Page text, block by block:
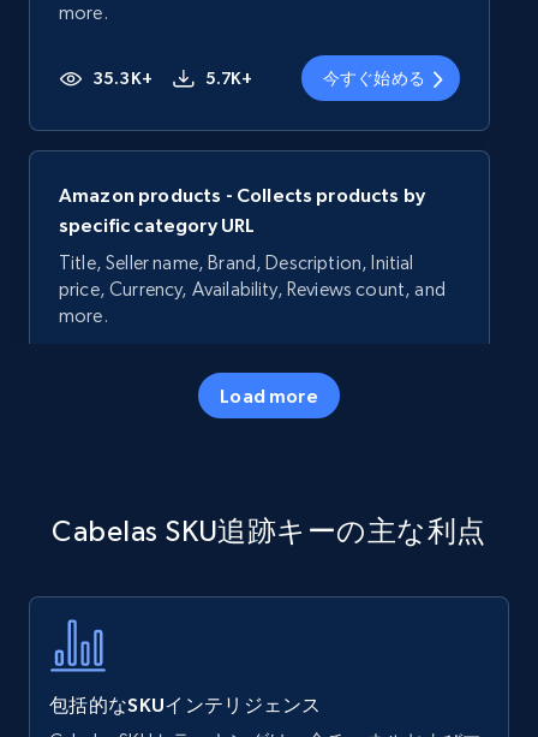
more.
35.3K+ 5.7K+ 今すぐ始める
Amazon products - Collects products by
specific category URL
Title, Seller name, Brand, Description, Initial
price, Currency, Availability, Reviews count, and
more.
5.7K+ 今すぐ始める
specific keywords
price, Currency, Availability, Reviews count, and
more.
Load more
Cabelas SKU追跡キーの主な利点
包括的なSKUインテリジェンス